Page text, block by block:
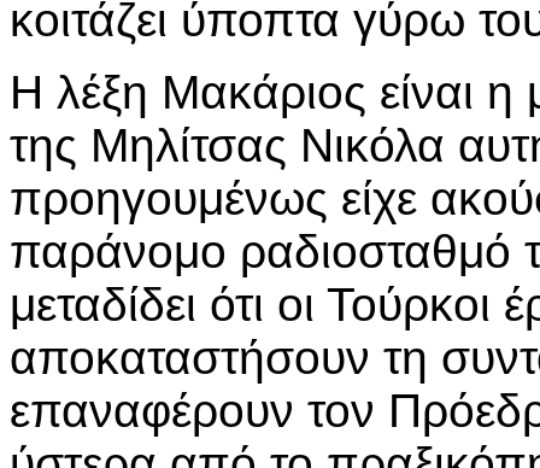
κοιτάζει ύποπτα γύρω
Η λέξη Μακάριος είναι
της Μηλίτσας Νικόλα
προηγουμένως είχε
παράνομο ραδιοσταθμό
μεταδίδει ότι οι
αποκαταστήσουν τη
επαναφέρουν τον